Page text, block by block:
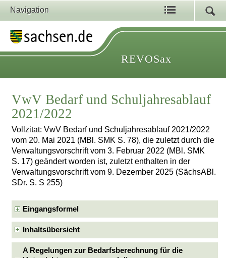
Navigation
REVOSax
VwV Bedarf und Schuljahresablauf
2021/2022
Vollzitat: VwV Bedarf und Schuljahresablauf 2021/2022
vom 20. Mai 2021 (MBl. SMK S. 78), die zuletzt durch die
Verwaltungsvorschrift vom 3. Februar 2022 (MBl. SMK
S. 17) geändert worden ist, zuletzt enthalten in der
Verwaltungsvorschrift vom 9. Dezember 2025 (SächsABl.
SDr. S. S 255)
Eingangsformel
Inhaltsübersicht
A Regelungen zur Bedarfsberechnung für die